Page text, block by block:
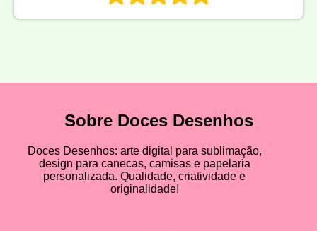
Sobre Doces Desenhos
Doces Desenhos: arte digital para sublimação,
design para canecas, camisas e papelaria
personalizada. Qualidade, criatividade e
originalidade!